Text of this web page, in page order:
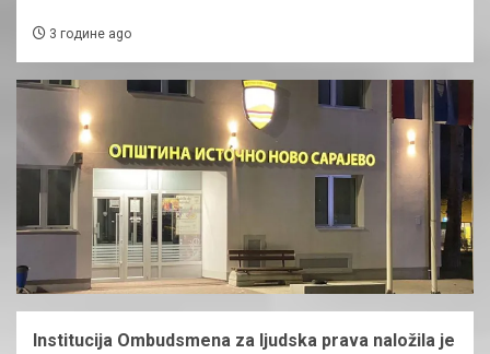
3 године ago
Institucija Ombudsmena za ljudska prava naložila je